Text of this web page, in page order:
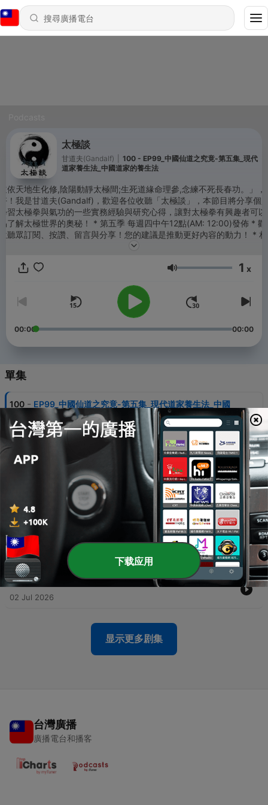
太極談
甘道夫(Gandalf)
100 - EP99_中國仙道之究竟-第五集_現代
道家養生法_中國道家的養生法
依天地生化修,陰陽動靜太極間;生死道緣命理參,念練不死長春功。」，
！我是甘道夫(Gandalf)，歡迎各位收聽「太極談」，本節目將分享個
習太極拳與氣功的一些實務經驗與研究心得，讓對太極拳有興趣者可
太極世界的奧秘！ * 第五季 每週四中午12點(AM: 12:00)發佈 * 歡迎
聽眾訂閱、按讚、留言與分享！您的建議是推動更好內容的動力！ *
頻道：
si=LBoo-tPYZJSHjaIR -- Hosting provided by
音量 1 x
00:00 00:00
單集
100 - EP99_中國仙道之究竟-第五集_現代道家養生法_中國
道家的養生法
30 Jul 2026
EP98_中國仙道之究竟-第五集_現代道家養生法_食物
篇
EP97_中國仙道之究竟-第五集_現代道家養生法_營養篇
16 Jul 2026
97 - EP96_中國仙道之究竟-第五集_現代道家養生法_我們的
因應之道
09 Jul 2026
96 - EP95_中國仙道之究竟-第五集_現代道家養生法_概說
02 Jul 2026
显示更多剧集
台灣廣播
廣播電台和播客
下载应用